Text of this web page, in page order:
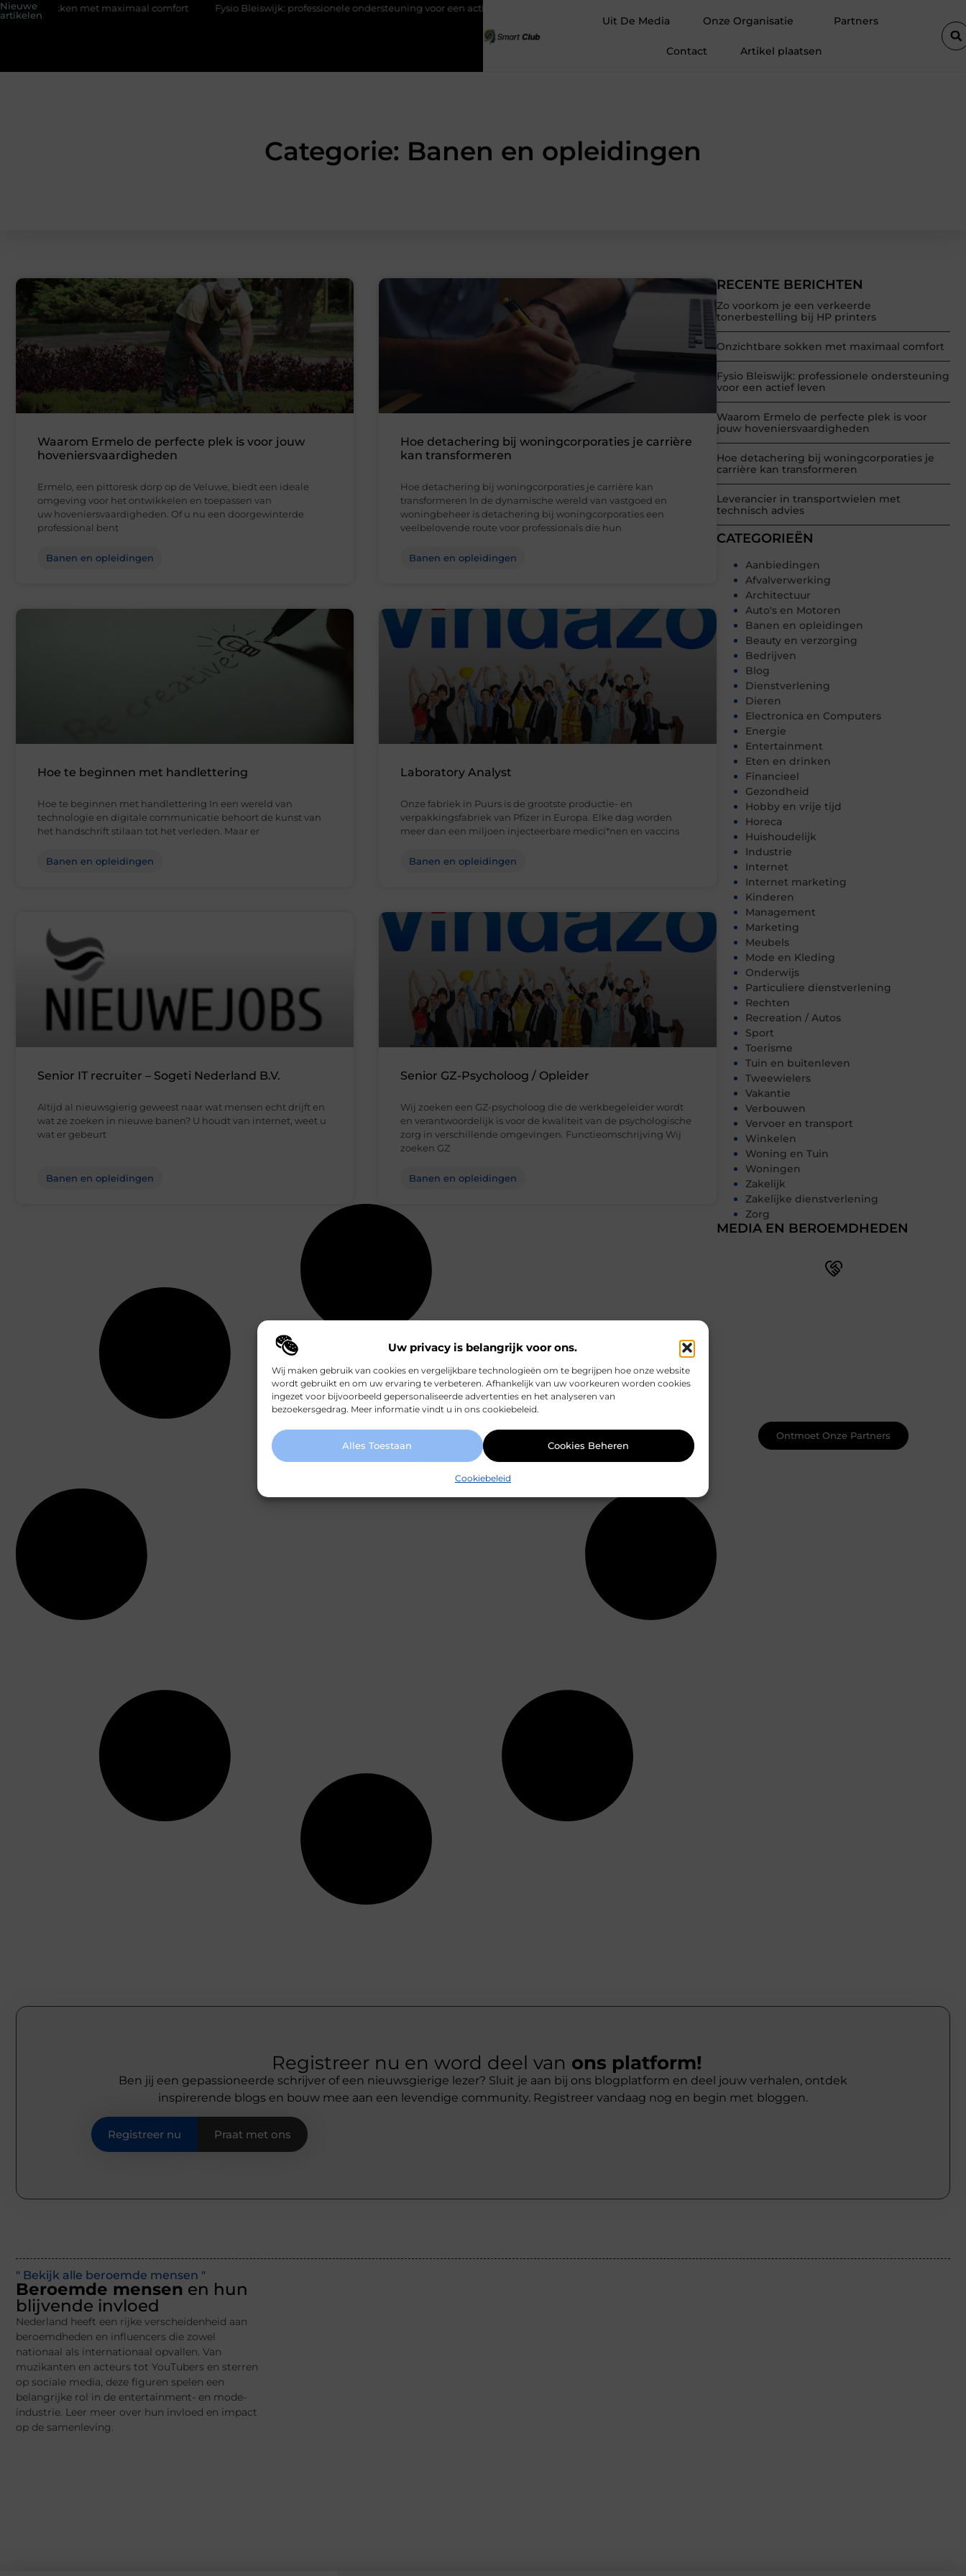
Uw privacy is belangrijk voor ons.
Wij maken gebruik van cookies en vergelijkbare technologieën om te begrijpen hoe onze website
wordt gebruikt en om uw ervaring te verbeteren. Afhankelijk van uw voorkeuren worden cookies
ingezet voor bijvoorbeeld gepersonaliseerde advertenties en het analyseren van
bezoekersgedrag. Meer informatie vindt u in ons cookiebeleid.
Alles Toestaan Cookies Beheren
Cookiebeleid
Nieuwe
artikelen
met maximaal comfort Fysio Bleiswijk: professionele ondersteuning voor een actief leven
Uit De Media Onze Organisatie Partners
Contact Artikel plaatsen
Categorie: Banen en opleidingen
RECENTE BERICHTEN
Zo voorkom je een verkeerde
tonerbestelling bij HP printers
Onzichtbare sokken met maximaal comfort
Fysio Bleiswijk: professionele ondersteuning
voor een actief leven
Waarom Ermelo de perfecte plek is voor
jouw hoveniersvaardigheden
Hoe detachering bij woningcorporaties je
carrière kan transformeren
Leverancier in transportwielen met
technisch advies
CATEGORIEËN
Aanbiedingen
Afvalverwerking
Architectuur
Auto's en Motoren
Banen en opleidingen
Beauty en verzorging
Bedrijven
Blog
Dienstverlening
Dieren
Electronica en Computers
Energie
Entertainment
Eten en drinken
Financieel
Gezondheid
Hobby en vrije tijd
Horeca
Huishoudelijk
Industrie
Internet
Internet marketing
Kinderen
Management
Marketing
Meubels
Mode en Kleding
Onderwijs
Particuliere dienstverlening
Rechten
Recreation / Autos
Sport
Toerisme
Tuin en buitenleven
Tweewielers
Vakantie
Verbouwen
Vervoer en transport
Winkelen
Woning en Tuin
Woningen
Zakelijk
Zakelijke dienstverlening
Zorg
MEDIA EN BEROEMDHEDEN
Ontmoet Onze Partners
Waarom Ermelo de perfecte plek is voor jouw
hoveniersvaardigheden
Ermelo, een pittoresk dorp op de Veluwe, biedt een ideale
omgeving voor het ontwikkelen en toepassen van
uw hoveniersvaardigheden. Of u nu een doorgewinterde
professional bent
Banen en opleidingen
Hoe detachering bij woningcorporaties je carrière
kan transformeren
Hoe detachering bij woningcorporaties je carrière kan
transformeren In de dynamische wereld van vastgoed en
woningbeheer is detachering bij woningcorporaties een
veelbelovende route voor professionals die hun
Banen en opleidingen
Hoe te beginnen met handlettering
Hoe te beginnen met handlettering In een wereld van
technologie en digitale communicatie behoort de kunst van
het handschrift stilaan tot het verleden. Maar er
Banen en opleidingen
Laboratory Analyst
Onze fabriek in Puurs is de grootste productie- en
verpakkingsfabriek van Pfizer in Europa. Elke dag worden
meer dan een miljoen injecteerbare medici*nen en vaccins
Banen en opleidingen
Senior IT recruiter – Sogeti Nederland B.V.
Altijd al nieuwsgierig geweest naar wat mensen echt drijft en
wat ze zoeken in nieuwe banen? U houdt van internet, weet u
wat er gebeurt
Banen en opleidingen
Senior GZ-Psycholoog / Opleider
Wij zoeken een GZ-psycholoog die de werkbegeleider wordt
en verantwoordelijk is voor de kwaliteit van de psychologische
zorg in verschillende omgevingen. Functieomschrijving Wij
zoeken GZ
Banen en opleidingen
Registreer nu en word deel van ons platform!
Ben jij een gepassioneerde schrijver of een nieuwsgierige lezer? Sluit je aan bij ons blogplatform en deel jouw verhalen, ontdek
inspirerende blogs en bouw mee aan een levendige community. Registreer vandaag nog en begin met bloggen.
Registreer nu Praat met ons
" Bekijk alle beroemde mensen "
Beroemde mensen en hun
blijvende invloed
Nederland heeft een rijke verscheidenheid aan
beroemdheden en influencers die zowel
nationaal als internationaal opvallen. Van
muzikanten en acteurs tot YouTubers en sterren
op sociale media, deze figuren spelen een
belangrijke rol in de entertainment- en mode-
industrie. Leer meer over hun invloed en impact
op de samenleving.